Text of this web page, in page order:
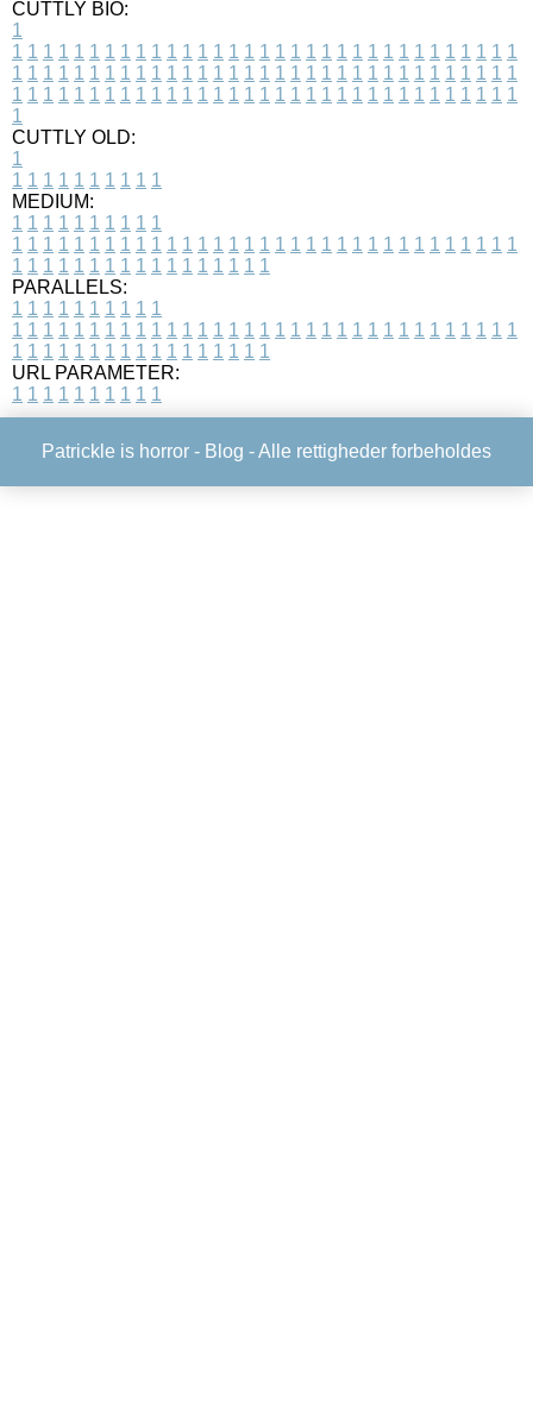
CUTTLY BIO:
1
1 1 1 1 1 1 1 1 1 1 1 1 1 1 1 1 1 1 1 1 1 1 1 1 1 1 1 1 1 1 1 1 1
1 1 1 1 1 1 1 1 1 1 1 1 1 1 1 1 1 1 1 1 1 1 1 1 1 1 1 1 1 1 1 1 1
1 1 1 1 1 1 1 1 1 1 1 1 1 1 1 1 1 1 1 1 1 1 1 1 1 1 1 1 1 1 1 1 1
1
CUTTLY OLD:
1
1 1 1 1 1 1 1 1 1 1
MEDIUM:
1 1 1 1 1 1 1 1 1 1
1 1 1 1 1 1 1 1 1 1 1 1 1 1 1 1 1 1 1 1 1 1 1 1 1 1 1 1 1 1 1 1 1
1 1 1 1 1 1 1 1 1 1 1 1 1 1 1 1 1
PARALLELS:
1 1 1 1 1 1 1 1 1 1
1 1 1 1 1 1 1 1 1 1 1 1 1 1 1 1 1 1 1 1 1 1 1 1 1 1 1 1 1 1 1 1 1
1 1 1 1 1 1 1 1 1 1 1 1 1 1 1 1 1
URL PARAMETER:
1 1 1 1 1 1 1 1 1 1
Patrickle is horror - Blog - Alle rettigheder forbeholdes